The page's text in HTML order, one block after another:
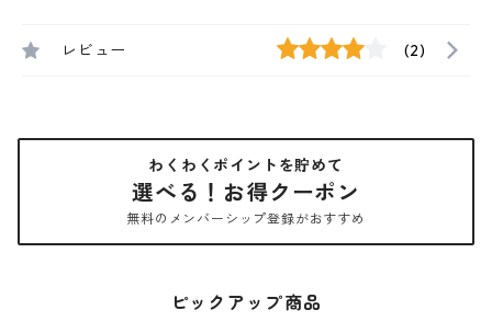
レビュー (2)
わくわくポイントを貯めて
選べる！お得クーポン
無料のメンバーシップ登録がおすすめ
ピックアップ商品